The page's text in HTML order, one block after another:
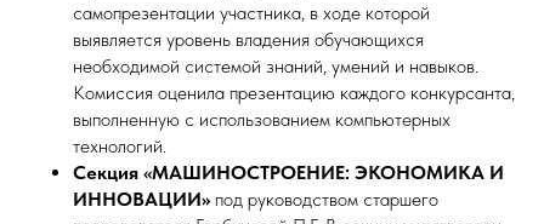
самопрезентации участника, в ходе которой
выявляется уровень владения обучающихся
необходимой системой знаний, умений и навыков.
Комиссия оценила презентацию каждого конкурсанта,
выполненную с использованием компьютерных
технологий.
Секция «МАШИНОСТРОЕНИЕ: ЭКОНОМИКА И
ИННОВАЦИИ» под руководством старшего